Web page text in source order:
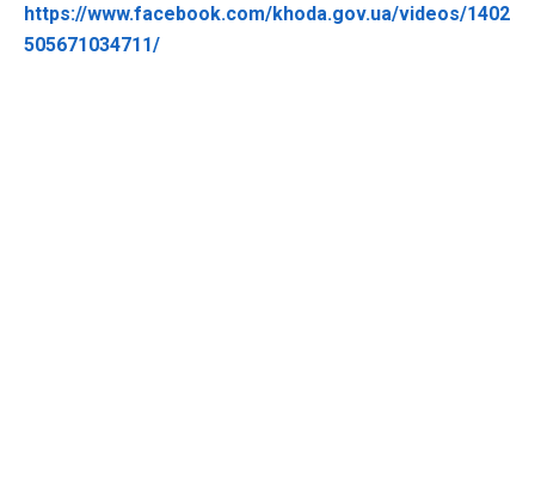
https://www.facebook.com/khoda.gov.ua/videos/1402
505671034711/